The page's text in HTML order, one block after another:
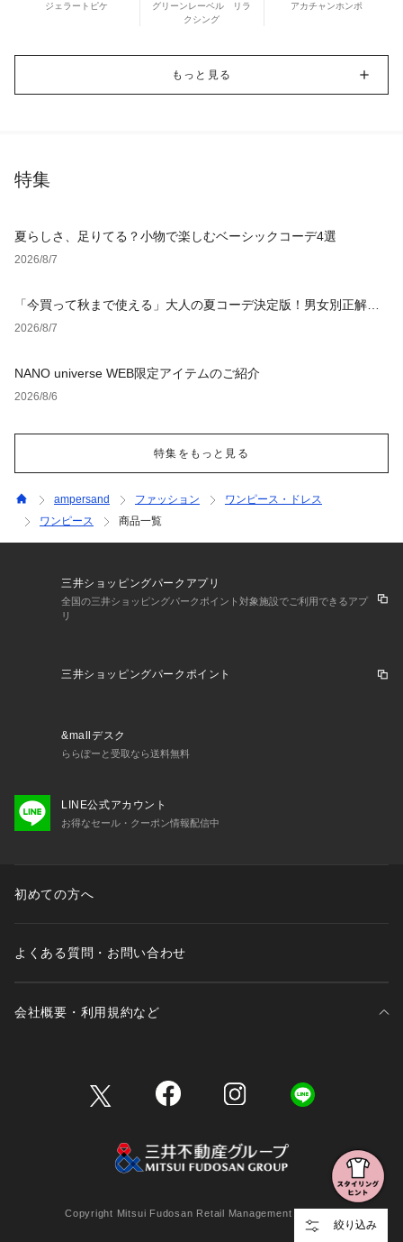
ジェラートピケ
グリーンレーベル リラ
クシング
アカチャンホンポ
もっと見る
特集
夏らしさ、足りてる？小物で楽しむベーシックコーデ4選
2026/8/7
「今買って秋まで使える」大人の夏コーデ決定版！男女別正解ス
タイルとNGな着こなし
2026/8/7
NANO universe WEB限定アイテムのご紹介
2026/8/6
特集をもっと見る
絞り込み
ampersand ファッション
ワンピース・ドレス
ワンピース
商品一覧
三井ショッピングパークアプリ
全国の三井ショッピングパークポイント対象施設でご利用できるアプ
リ
三井ショッピングパークポイント
&mallデスク
ららぽーと受取なら送料無料
LINE公式アカウント
お得なセール・クーポン情報配信中
初めての方へ
よくある質問・お問い合わせ
会社概要・利用規約など
Copyright Mitsui Fudosan Retail Management Co., Ltd.